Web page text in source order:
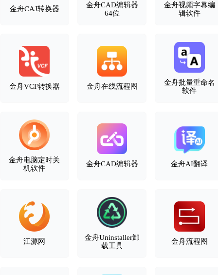
金舟CAJ转换器
金舟CAD编辑器
64位
金舟视频字幕编
辑软件
金舟VCF转换器 金舟在线流程图
金舟批量重命名
软件
金舟电脑定时关
机软件
金舟CAD编辑器 金舟AI翻译
江源网
金舟Uninstaller卸
载工具
金舟流程图